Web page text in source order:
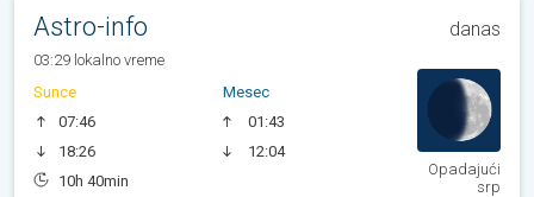
Astro-info danas
03:29 lokalno vreme
Sunce
07:46
18:26
10h 40min
Mesec
01:43
12:04
Opadajući
srp